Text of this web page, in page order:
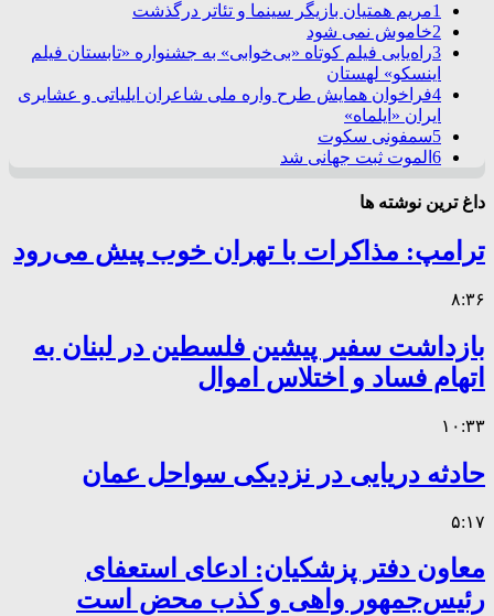
1مریم همتیان بازیگر سینما و تئاتر درگذشت
2خاموش نمی شود
3راه‌یابی فیلم کوتاه «بی‌خوابی» به جشنواره «تابستان فیلم
اینسکو» لهستان
4فراخوان همایش طرح واره ملی شاعران ایلیاتی و عشایری
ایران «ایلماه»
5سمفونی سکوت
6 الموت ثبت جهانی شد
داغ ترین نوشته ها
ترامپ: مذاکرات با تهران خوب پیش می‌رود
۸:۳۶
بازداشت سفیر پیشین فلسطین در لبنان به
اتهام فساد و اختلاس اموال
۱۰:۳۳
حادثه دریایی در نزدیکی سواحل عمان
۵:۱۷
معاون دفتر پزشکیان: ادعای استعفای
رئیس‌جمهور واهی و کذب محض است